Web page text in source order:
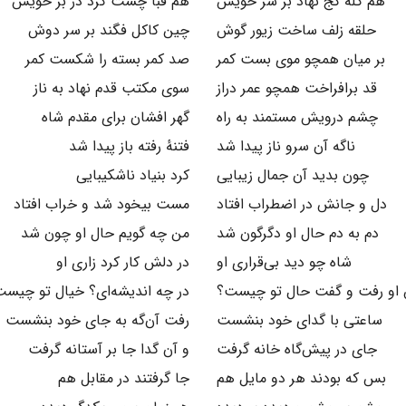
حلقه زلف ساخت زیور گوش
چین کاکل فگند بر سر دوش
بر میان همچو موی بست کمر
صد کمر بسته را شکست کمر
قد برافراخت همچو عمر دراز
سوی مکتب قدم نهاد به ناز
چشم درویش مستمند به راه
گهر افشان برای مقدم شاه
ناگه آن سرو ناز پیدا شد
فتنهٔ رفته باز پیدا شد
چون بدید آن جمال زیبایی
کرد بنیاد ناشکیبایی
دل و جانش در اضطراب افتاد
مست بیخود شد و خراب افتاد
دم به دم حال او دگرگون شد
من چه گویم حال او چون شد
شاه چو دید بی‌قراری او
در دلش کار کرد زاری او
رفت و گفت حال تو چیست؟
در چه اندیشه‌ای؟ خیال تو
ساعتی با گدای خود بنشست
رفت آن‌گه به جای خود بنشست
جای در پیش‌گاه خانه گرفت
و آن گدا جا بر آستانه گرفت
بس که بودند هر دو مایل هم
جا گرفتند در مقابل هم